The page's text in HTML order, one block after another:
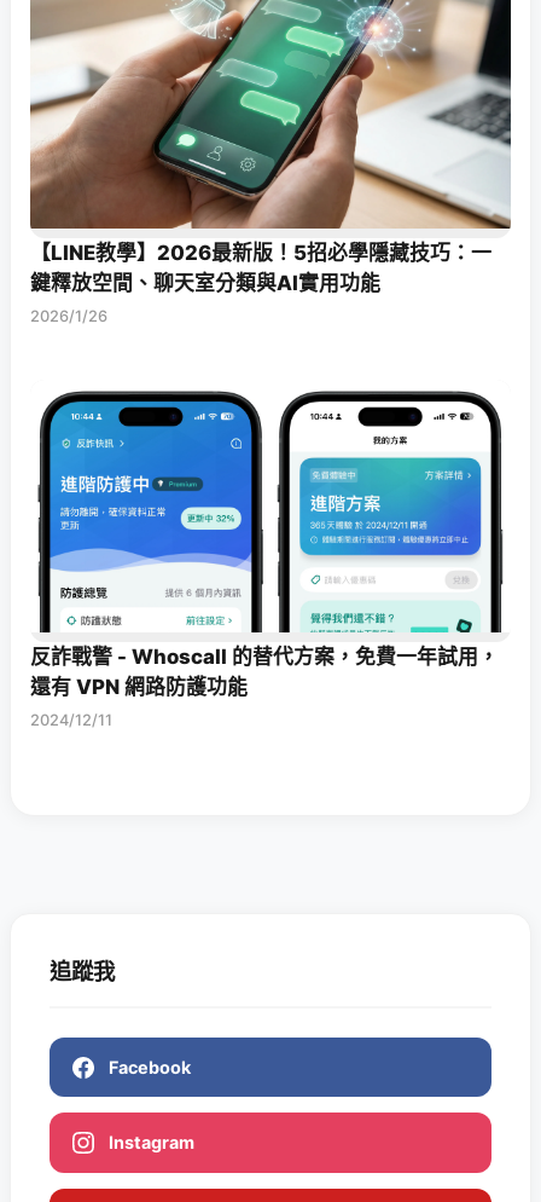
【LINE教學】2026最新版！5招必學隱藏技巧：一
鍵釋放空間、聊天室分類與AI實用功能
2026/1/26
反詐戰警 - Whoscall 的替代方案，免費一年試用，
還有 VPN 網路防護功能
2024/12/11
追蹤我
Facebook
Instagram